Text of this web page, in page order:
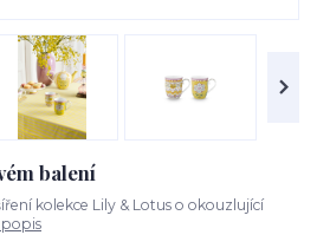
balení
kolekce Lily & Lotus o okouzlující
popis